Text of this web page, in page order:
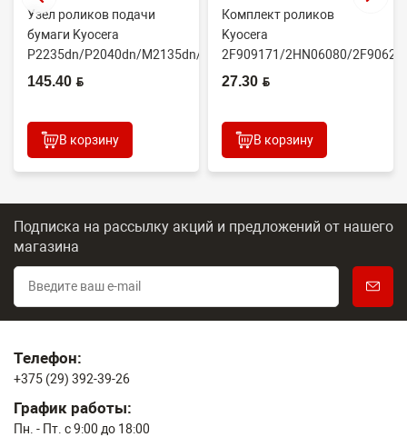
Узел роликов подачи
бумаги Kyocera
P2235dn/P2040dn/M2135dn/M2635dn/M2735dw/M2040dn
(O...
145.40 BYN
В корзину
Комплект роликов
Kyocera
2F909171/2HN06080/
(CET7806)
27.30 BYN
В корзину
Подписка на рассылку акций и предложений от нашего
магазина
Телефон:
+375 (29) 392-39-26
График работы:
Пн. - Пт. с 9:00 до 18:00